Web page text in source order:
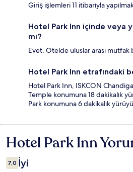
Giriş işlemleri 11 itibarıyla
Hotel Park Inn içinde veya
mı?
Evet. Otelde uluslar arası
Hotel Park Inn etrafındaki
Hotel Park Inn, ISKCON
Temple konumuna 18 dakikalık
Park konumuna 6 dakikalık
Yorumlar
Hotel Park Inn
7,0 İyi